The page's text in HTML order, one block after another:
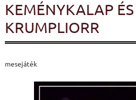
KEMÉNYKALAP ÉS
KRUMPLIORR
mesejáték